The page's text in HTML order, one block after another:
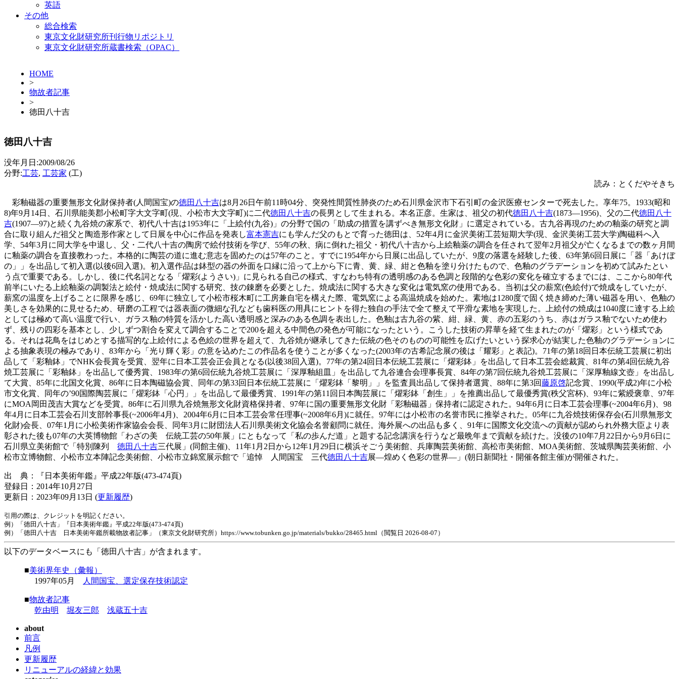
英語
その他
総合検索
東京文化財研究所刊行物リポジトリ
東京文化財研究所蔵書検索（OPAC）
HOME
>
物故者記事
>
徳田八十吉
徳田八十吉
没年月日:2009/08/26
分野:工芸, 工芸家 (工)
読み：とくだやそきち
彩釉磁器の重要無形文化財保持者(人間国宝)の徳田八十吉は8月26日午前11時04分、突発性間質性肺炎のため石川県金沢市下石引町の金沢医療センターで死去した。享年75。1933(昭和
8)年9月14日、石川県能美郡小松町字大文字町(現、小松市大文字町)に二代徳田八十吉の長男として生まれる。本名正彦。生家は、祖父の初代徳田八十吉(1873―1956)、父の二代徳田八十
吉(1907―97)と続く九谷焼の家系で、初代八十吉は1953年に「上絵付(九谷)」の分野で国の「助成の措置を講ずべき無形文化財」に選定されている。古九谷再現のための釉薬の研究と調
合に取り組んだ祖父と陶造形作家として日展を中心に作品を発表し富本憲吉にも学んだ父のもとで育った徳田は、52年4月に金沢美術工芸短期大学(現、金沢美術工芸大学)陶磁科へ入
学、54年3月に同大学を中退し、父・二代八十吉の陶房で絵付技術を学び、55年の秋、病に倒れた祖父・初代八十吉から上絵釉薬の調合を任されて翌年2月祖父が亡くなるまでの数ヶ月間
に釉薬の調合を直接教わった。本格的に陶芸の道に進む意志を固めたのは57年のこと。すでに1954年から日展に出品していたが、9度の落選を経験した後、63年第6回日展に「器「あけぼ
の」」を出品して初入選(以後6回入選)。初入選作品は鉢型の器の外面を口縁に沿って上から下に青、黄、緑、紺と色釉を塗り分けたもので、色釉のグラデーションを初めて試みたとい
う点で重要である。しかし、後に代名詞となる「燿彩(ようさい)」に見られる自己の様式、すなわち特有の透明感のある色調と段階的な色彩の変化を確立するまでには、ここから80年代
前半にいたる上絵釉薬の調製法と絵付・焼成法に関する研究、技の錬磨を必要とした。焼成法に関する大きな変化は電気窯の使用である。当初は父の薪窯(色絵付)で焼成をしていたが、
薪窯の温度を上げることに限界を感じ、69年に独立して小松市桜木町に工房兼自宅を構えた際、電気窯による高温焼成を始めた。素地は1280度で固く焼き締めた薄い磁器を用い、色釉の
美しさを効果的に見せるため、研磨の工程では器表面の微細な孔なども歯科医の用具にヒントを得た独自の手法で全て整えて平滑な素地を実現した。上絵付の焼成は1040度に達する上絵
としては極めて高い温度で行い、ガラス釉の特質を活かした高い透明感と深みのある色調を表出した。色釉は古九谷の紫、紺、緑、黄、赤の五彩のうち、赤はガラス釉でないため使わ
ず、残りの四彩を基本とし、少しずつ割合を変えて調合することで200を超える中間色の発色が可能になったという。こうした技術の昇華を経て生まれたのが「燿彩」という様式であ
る。それは花鳥をはじめとする描写的な上絵付による色絵の世界を超えて、九谷焼が継承してきた伝統の色そのものの可能性を広げたいという探求心が結実した色釉のグラデーションに
よる抽象表現の極みであり、83年から「光り輝く彩」の意を込めたこの作品名を使うことが多くなった(2003年の古希記念展の後は「耀彩」と表記)。71年の第18回日本伝統工芸展に初出
品して「彩釉鉢」でNHK会長賞を受賞、翌年に日本工芸会正会員となる(以後38回入選)。77年の第24回日本伝統工芸展に「燿彩鉢」を出品して日本工芸会総裁賞、81年の第4回伝統九谷
焼工芸展に「彩釉鉢」を出品して優秀賞、1983年の第6回伝統九谷焼工芸展に「深厚釉組皿」を出品して九谷連合会理事長賞、84年の第7回伝統九谷焼工芸展に「深厚釉線文壺」を出品し
て大賞、85年に北国文化賞、86年に日本陶磁協会賞、同年の第33回日本伝統工芸展に「燿彩鉢「黎明」」を監査員出品して保持者選賞、88年に第3回藤原啓記念賞、1990(平成2)年に小松
市文化賞、同年の’90国際陶芸展に「燿彩鉢「心円」」を出品して最優秀賞、1991年の第11回日本陶芸展に「燿彩鉢「創生」」を推薦出品して最優秀賞(秩父宮杯)、93年に紫綬褒章、97年
にMOA岡田茂吉大賞などを受賞。86年に石川県九谷焼無形文化財資格保持者、97年に国の重要無形文化財「彩釉磁器」保持者に認定された。94年6月に日本工芸会理事(~2004年6月)、98
年4月に日本工芸会石川支部幹事長(~2006年4月)、2004年6月に日本工芸会常任理事(~2008年6月)に就任。97年には小松市の名誉市民に推挙された。05年に九谷焼技術保存会(石川県無形文
化財)会長、07年1月に小松美術作家協会会長、同年3月に財団法人石川県美術文化協会名誉顧問に就任。海外展への出品も多く、91年に国際文化交流への貢献が認められ外務大臣より表
彰された後も07年の大英博物館「わざの美 伝統工芸の50年展」にともなって「私の歩んだ道」と題する記念講演を行うなど最晩年まで貢献を続けた。没後の10年7月22日から9月6日に
石川県立美術館で「特別陳列 徳田八十吉三代展」(同館主催)、11年1月2日から12年1月29日に横浜そごう美術館、兵庫陶芸美術館、高松市美術館、MOA美術館、茨城県陶芸美術館、小
松市立博物館、小松市立本陣記念美術館、小松市立錦窯展示館で「追悼 人間国宝 三代徳田八十吉展―煌めく色彩の世界―」(朝日新聞社・開催各館主催)が開催された。
出 典：『日本美術年鑑』平成22年版(473-474頁)
登録日：2014年10月27日
更新日：2023年09月13日 (更新履歴)
引用の際は、クレジットを明記ください。
例）「徳田八十吉」『日本美術年鑑』平成22年版(473-474頁)
例）「徳田八十吉 日本美術年鑑所載物故者記事」（東京文化財研究所）https://www.tobunken.go.jp/materials/bukko/28465.html（閲覧日 2026-08-07）
以下のデータベースにも「徳田八十吉」が含まれます。
■美術界年史（彙報）
1997年05月
人間国宝、選定保存技術認定
■物故者記事
乾由明
堀友三郎 浅蔵五十吉
about
前言
凡例
更新履歴
リニューアルの経緯と効果